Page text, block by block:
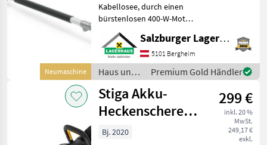
Neumaschine
Kabellosee, durch einen
bürstenlosen 400-W-Motor
angetriebene
Teleskopheckenschere 65
cm langer Teleskopschaft,
ausziehbar bis auf 4 m Die
lasergeschnittene 65 cm
Salzburger Lagerhaus-Technik
5101 Bergheim
Haus und
Garten /
Stiga
Premium Gold Händler
Stiga Akku-
Heckenschere
SHT 900 AE
299 €
inkl. 20 %
MwSt.
249,17 €
exkl.
Bj. 2020